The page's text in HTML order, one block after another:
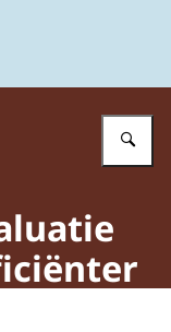
de toelating van